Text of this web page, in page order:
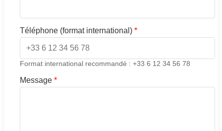
Téléphone (format international) *
Format international recommandé : +33 6 12 34 56 78
Message *